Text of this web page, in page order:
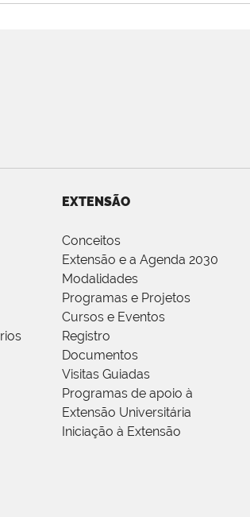
EXTENSÃO
Conceitos
Extensão e a Agenda 2030
Modalidades
Programas e Projetos
Cursos e Eventos
Registro
Documentos
Visitas Guiadas
Programas de apoio à
Extensão Universitária
Iniciação à Extensão